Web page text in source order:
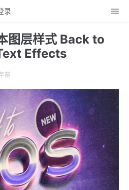
录
图层样式 Back to
Effects
前